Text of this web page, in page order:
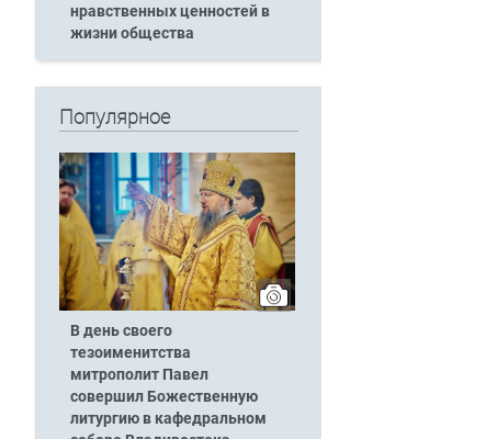
нравственных ценностей в
жизни общества
Популярное
В день своего
тезоименитства
митрополит Павел
совершил Божественную
литургию в кафедральном